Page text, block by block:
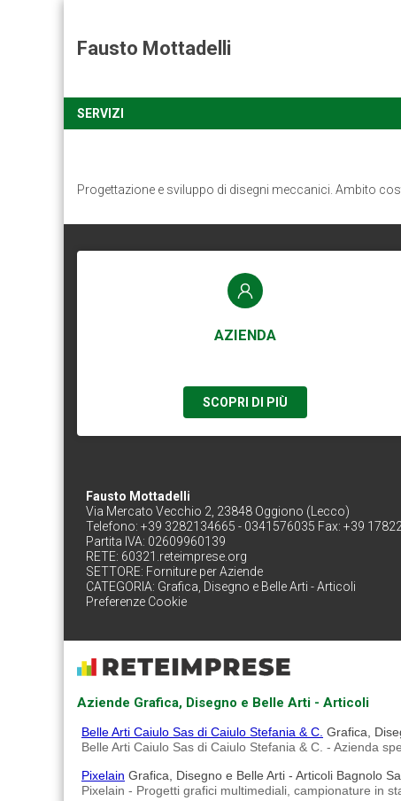
Fausto Mottadelli
SERVIZI
Progettazione e sviluppo di disegni meccanici. Ambito
AZIENDA
SCOPRI DI PIÙ
Fausto Mottadelli
Via Mercato Vecchio 2, 23848 Oggiono (Lecco)
Telefono: +39 3282134665 - 0341576035 Fax: +39
Partita IVA: 02609960139
RETE: 60321.reteimprese.org
SETTORE: Forniture per Aziende
CATEGORIA: Grafica, Disegno e Belle Arti - Articoli
Preferenze Cookie
Aziende Grafica, Disegno e Belle Arti - Articoli
Belle Arti Caiulo Sas di Caiulo Stefania & C. Grafica,
Belle Arti Caiulo Sas di Caiulo Stefania & C. - Azienda
Pixelain Grafica, Disegno e Belle Arti - Articoli Bagnolo
Pixelain - Progetti grafici multimediali, campionature in